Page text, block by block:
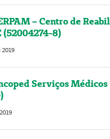
– Centro de
(52004274-8)
2019
Serviços Médicos